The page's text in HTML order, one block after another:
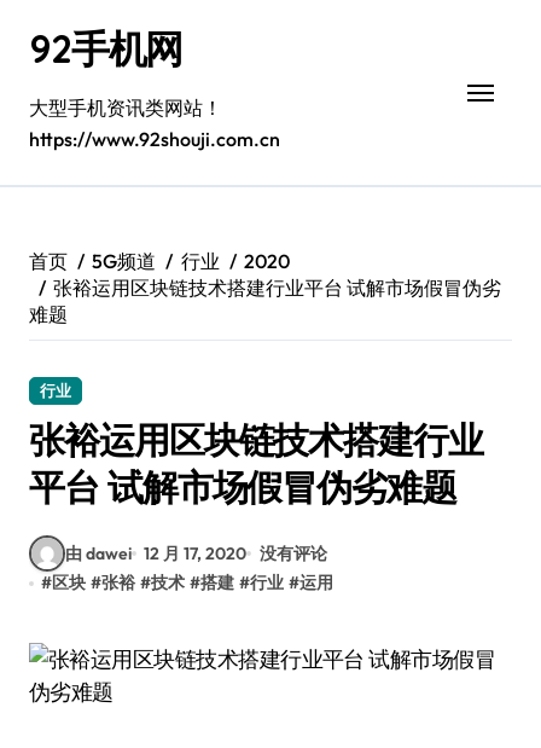
92手机网
大型手机资讯类网站！
https://www.92shouji.com.cn
首页 5G频道 行业
2020
张裕运用区块链技术搭建行业平台 试解市场假冒伪劣
难题
行业
张裕运用区块链技术搭建行业
平台 试解市场假冒伪劣难题
由 dawei 12 月 17, 2020 没有评论
#区块 #张裕 #技术 #搭建 #行业 #运用